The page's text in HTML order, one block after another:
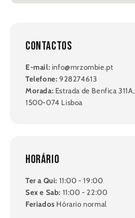
Contactos
E-mail: info@mrzombie.pt
Telefone: 928274613
Morada: Estrada de Benfica 311A,
1500-074 Lisboa
Horário
Ter a Qui: 11:00 - 19:00
Sex e Sab: 11:00 - 22:00
Feriados Hórario normal